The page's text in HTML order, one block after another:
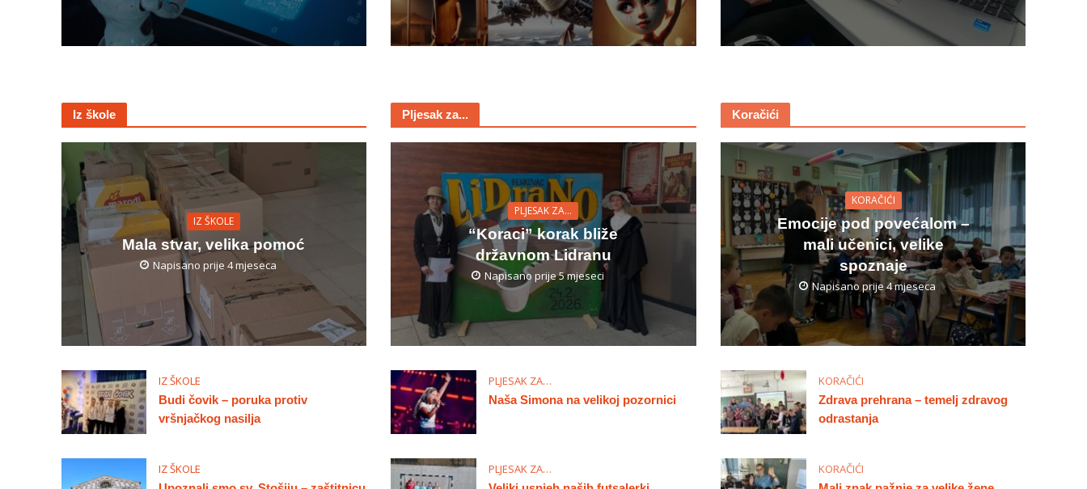
Iz škole
IZ ŠKOLE
Mala stvar, velika pomoć
Napisano prije 4 mjeseca
IZ ŠKOLE
Budi čovik – poruka protiv
vršnjačkog nasilja
IZ ŠKOLE
Pljesak za...
PLJESAK ZA…
“Koraci” korak bliže
državnom Lidranu
Napisano prije 5 mjeseci
PLJESAK ZA…
Naša Simona na velikoj pozornici
PLJESAK ZA…
Koračići
KORAČIĆI
Emocije pod povećalom –
mali učenici, velike
spoznaje
Napisano prije 4 mjeseca
KORAČIĆI
Zdrava prehrana – temelj zdravog
odrastanja
KORAČIĆI